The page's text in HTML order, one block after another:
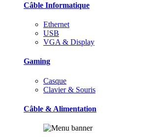
Câble Informatique
Ethernet
USB
VGA & Display
Gaming
Casque
Clavier & Souris
Câble & Alimentation